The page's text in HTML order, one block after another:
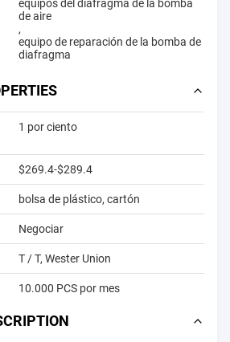
equipos del diafragma de la bomba
de aire
,
equipo de reparación de la bomba de
diafragma
1 por ciento
$269.4-$289.4
bolsa de plástico, cartón
Negociar
T / T, Wester Union
10.000 PCS por mes